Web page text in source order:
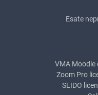
Esate
VMA Moodle
Zoom Pro
SLIDO